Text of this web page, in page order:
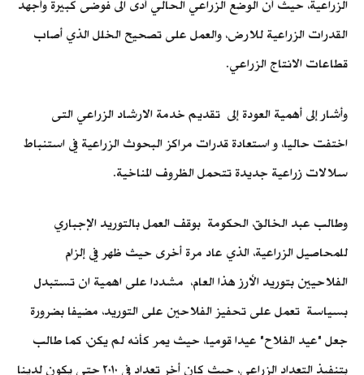
الزراعية، حيث أن الوضع الزراعي الحالي أدى الى فوضى كبيرة وأجهد
القدرات الزراعية للارض، والعمل على تصحيح الخلل الذي أصاب
قطاعات الانتاج الزراعي.
وأشار إلى أهمية العودة إلى تقديم خدمة الارشاد الزراعي التى
اختفت حاليا، و استعادة قدرات مراكز البحوث الزراعية في استنباط
سلالات زراعية جديدة تتحمل الظروف المناخية.
وطالب عبد الخالق، الحكومة بوقف العمل بالتوريد الإجباري
للمحاصيل الزراعية، الذي عاد مرة أخرى حيث ظهر في إلزام
الفلاحيين بتوريد الأرز هذا العام، مشددا على اهمية ان تستبدل
بسياسة تعمل على تحفيز الفلاحين على التوريد، مضيفا بضرورة
جعل "عيد الفلاح" عيدا قوميا، حيث يمر كأنه لم يكن، كما طالب
بتنفيذ التعداد الزراعي، حيث كان أخر تعداد في ٢٠١٠ حتى يكون لدينا